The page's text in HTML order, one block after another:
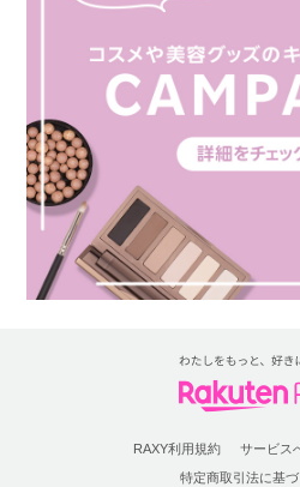
RAXY利用規約
サービス
特定商取引法に基